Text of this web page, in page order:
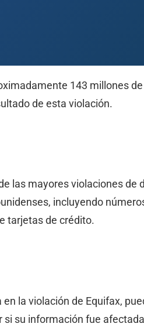
Dallas El Paso Fort Worth
143 millones
de esta violación.
las mayores violaciones
incluyendo
tarjetas de crédito.
la violación de Equifax,
su información fue